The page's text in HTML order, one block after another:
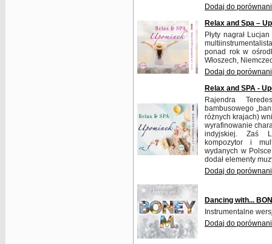
Dodaj do
Relax and Spa –
Płyty nagrał
ponad rok w
Włoszech,
Dodaj do
Relax and SPA -
Rajendra
bambusowego
różnych krajach)
wyrafinowanie
indyjskiej. Zaś
kompozytor i
wydanych w
dodał elementy
Dodaj do
Dancing with...
Instrumentalne
Dodaj do